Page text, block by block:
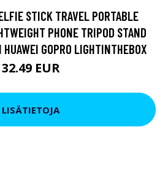
STICK TRAVEL PORTABLE
PHONE TRIPOD STAND
GOPRO LIGHTINTHEBOX
32.49 EUR
LISÄTIETOJA